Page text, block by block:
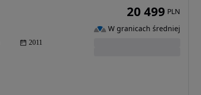
2011
20 499 PLN
W granicach średniej